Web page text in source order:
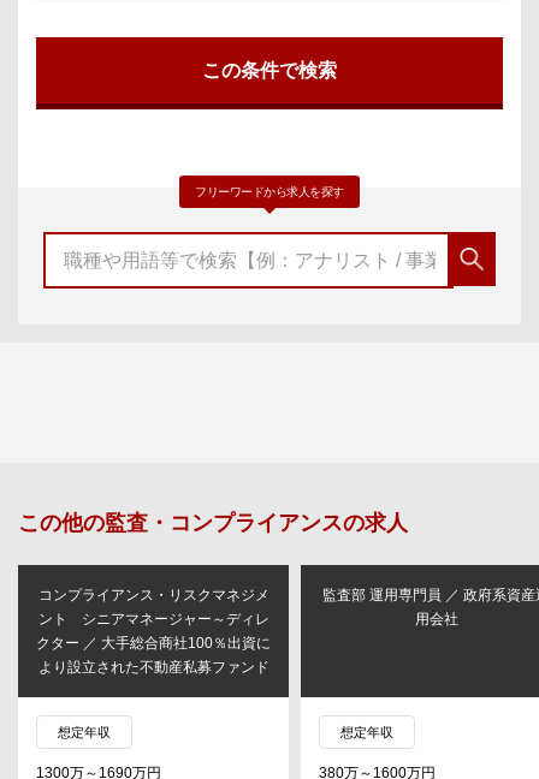
フリーワードから求人を探す
この他の監査・コンプライアンスの求人
コンプライアンス・リスクマネジメ
ント シニアマネージャー～ディレ
クター ／ 大手総合商社100％出資に
より設立された不動産私募ファンド
想定年収
1300万～1690万円
監査部 運用専門員 ／ 政府系資産
用会社
想定年収
380万～1600万円